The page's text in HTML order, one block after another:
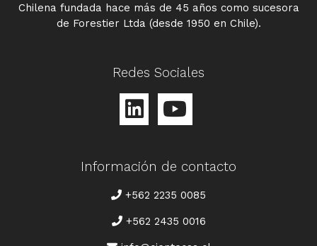
Chilena fundada hace más de 45 años como sucesora
de Forestier Ltda (desde 1950 en Chile).
Redes Sociales
Información de contacto
TELÉFONO
+562 2235 0085
+562 2435 0016